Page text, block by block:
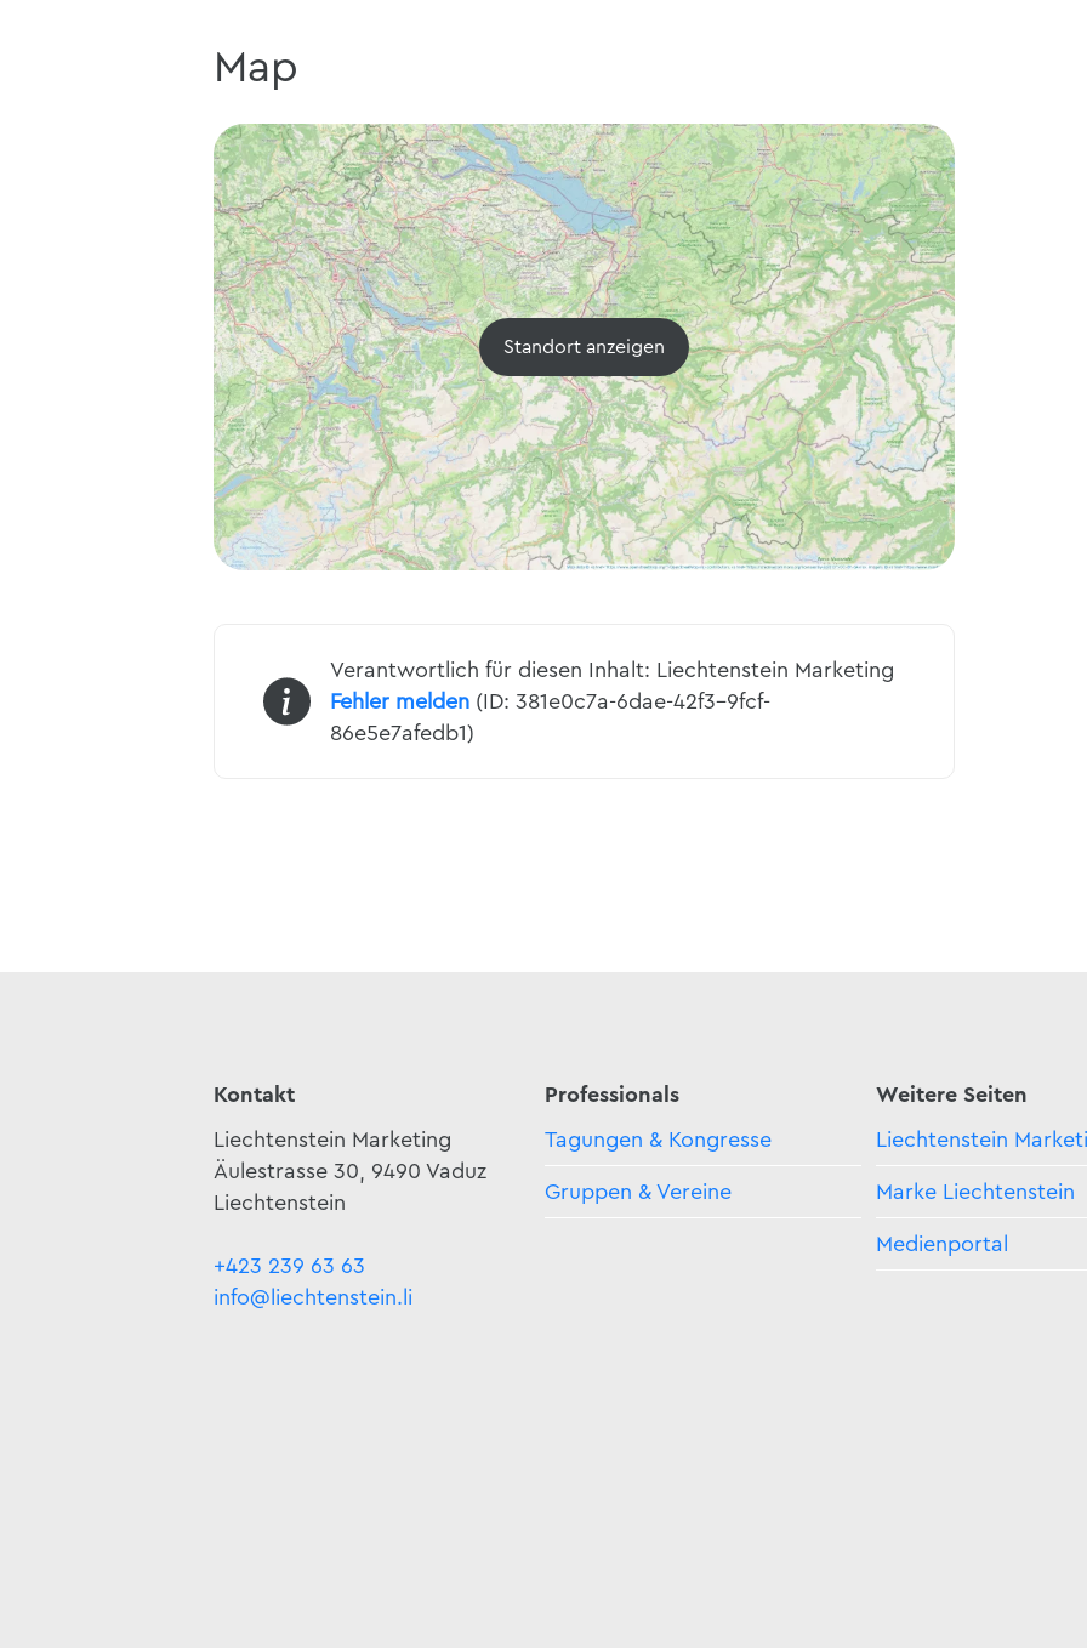
Map
Standort anzeigen
Verantwortlich für diesen Inhalt: Liechtenstein Marketing
Fehler melden (ID: 381e0c7a-6dae-42f3-9fcf-
86e5e7afedb1)
Kontakt
Liechtenstein Marketing
Äulestrasse 30, 9490 Vaduz
Liechtenstein
+423 239 63 63
info@liechtenstein.li
Professionals
Tagungen & Kongresse
Gruppen & Vereine
Weitere Seiten
Liechtenstein
Marke Liechtenstein
Medienportal